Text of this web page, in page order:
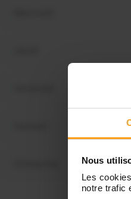
Nous
Les
notre trafic